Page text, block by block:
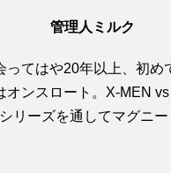
管理人ミルク
ってはや20年以上、初め
オンスロート。X-MEN
リーズを通してマグニー